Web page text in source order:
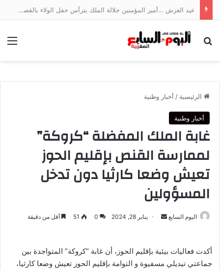
عيد العرش …أمير المؤمنين جلالة الملك يترأس حفل الولاء بالقصر الملكي بتطوان
بحث عن
الرئيسية / أخبار وطنية
أخبار وطنية
غابة الملك المفضلة “كروكة”
لممارسة القنص بإقليم الحوز
تعيش وضعا كارثيا دون تدخل
المسؤولين
اليوم السابع
أرسل يناير 28, 2024 0
51 أقل من دقيقة
أكدت فعاليات بيئية بإقليم الحوز، أن غابة “كروكة” المتواجدة بين
جماعتي تيديلي مسفيوة و التوامة بإقليم الحوز تعيش وضعا كارثيا،